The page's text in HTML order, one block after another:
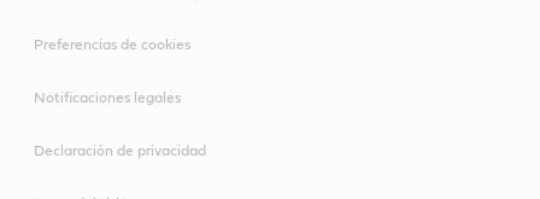
Preferencias de cookies
Notificaciones legales
Declaración de privacidad